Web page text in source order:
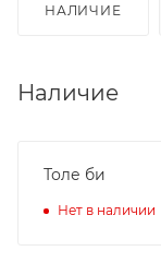
НАЛИЧИЕ
Наличие
Толе би
Нет в наличии